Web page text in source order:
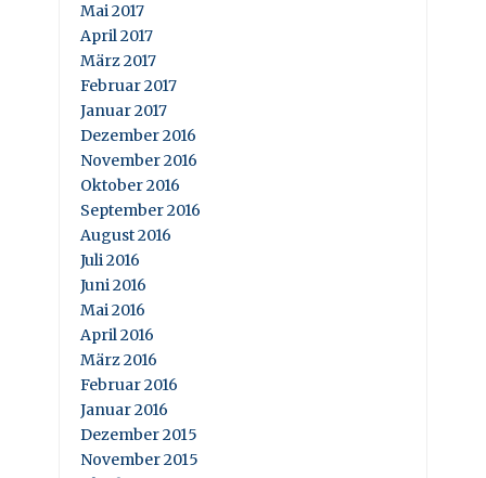
Mai 2017
April 2017
März 2017
Februar 2017
Januar 2017
Dezember 2016
November 2016
Oktober 2016
September 2016
August 2016
Juli 2016
Juni 2016
Mai 2016
April 2016
März 2016
Februar 2016
Januar 2016
Dezember 2015
November 2015